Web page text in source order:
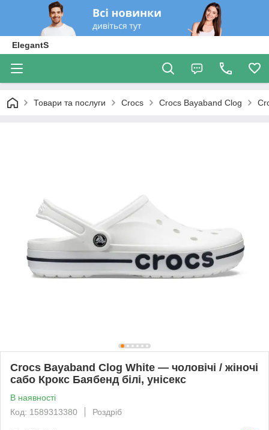
ElegantS
Товари та послуги Crocs Crocs Bayaband Clog
Crocs Bayaband Clog White — чоловічі / жіночі
сабо Крокс Баябенд білі, унісекс
В наявності
Код: 1589313380
Роздріб